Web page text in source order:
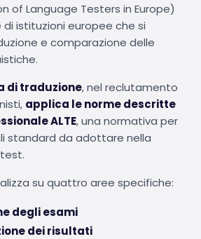
of Language Testers in Europe)
di istituzioni europee che si
e comparazione delle
di traduzione, nel reclutamento
applica le norme descritte
ALTE, una normativa per
standard da adottare nella
su quattro aree specifiche:
degli esami
dei risultati